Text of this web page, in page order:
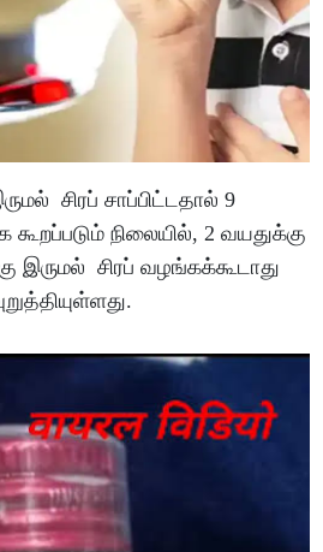
சிரப் சாப்பிட்டதால் 9
நிலையில், 2 வயதுக்கு
இருமல் சிரப் வழங்க‌க்கூடாது